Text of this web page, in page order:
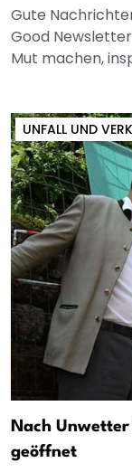
Gute
Good
Mut machen,
UNFALL UND
Nach
geöffnet